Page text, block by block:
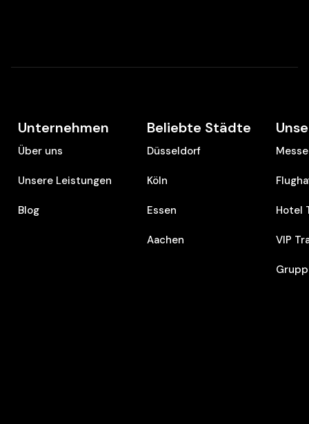
Unternehmen
Über uns
Unsere Leistungen
Blog
Beliebte Städte
Düsseldorf
Köln
Essen
Aachen
Hotel
VIP